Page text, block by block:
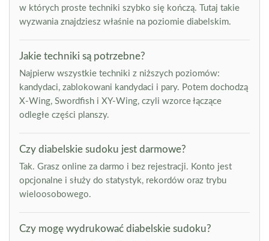
w których proste techniki szybko się kończą. Tutaj takie
wyzwania znajdziesz właśnie na poziomie diabelskim.
Jakie techniki są potrzebne?
Najpierw wszystkie techniki z niższych poziomów:
kandydaci, zablokowani kandydaci i pary. Potem dochodzą
X-Wing, Swordfish i XY-Wing, czyli wzorce łączące
odległe części planszy.
Czy diabelskie sudoku jest darmowe?
Tak. Grasz online za darmo i bez rejestracji. Konto jest
opcjonalne i służy do statystyk, rekordów oraz trybu
wieloosobowego.
Czy mogę wydrukować diabelskie sudoku?